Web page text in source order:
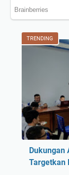
TRENDING
Dukungan
Targetkan